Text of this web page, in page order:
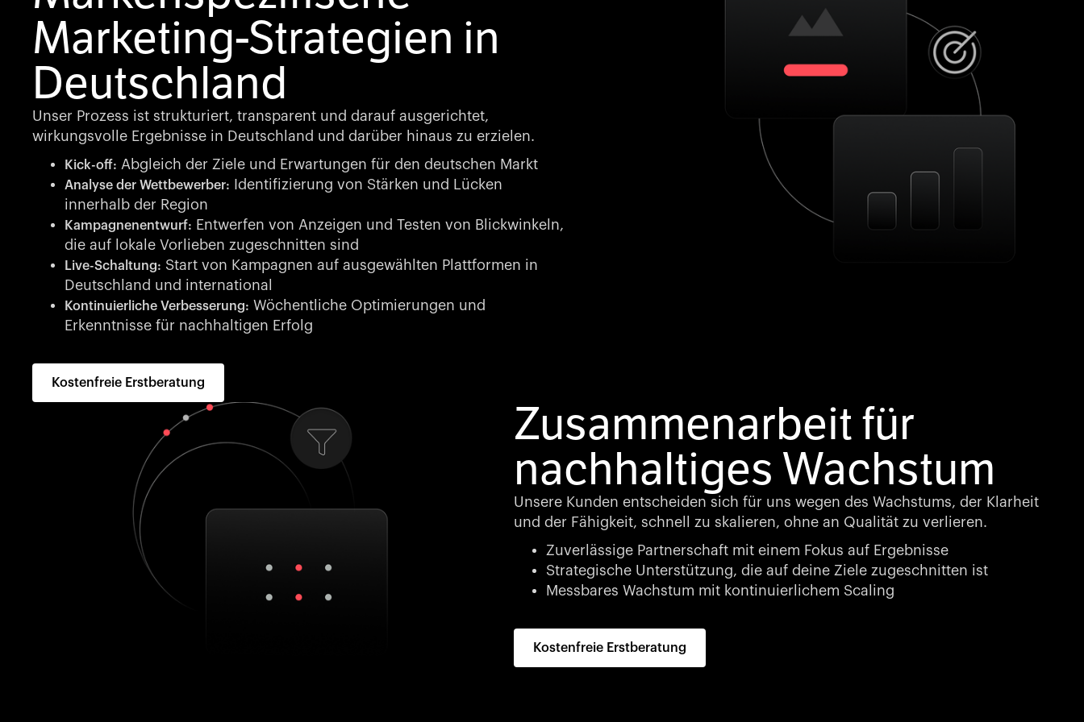
Marketing-Strategien in
Deutschland
Unser Prozess ist strukturiert, transparent und darauf ausgerichtet,
wirkungsvolle Ergebnisse in Deutschland und darüber hinaus zu erzielen.
Kick-off: Abgleich der Ziele und Erwartungen für den deutschen Markt
Analyse der Wettbewerber:
Identifizierung von Stärken und Lücken
innerhalb der Region
Kampagnenentwurf: Entwerfen von Anzeigen und Testen von Blickwinkeln,
die auf lokale Vorlieben zugeschnitten sind
Live-Schaltung: Start von Kampagnen auf ausgewählten Plattformen in
Deutschland und international
Kontinuierliche Verbesserung: Wöchentliche Optimierungen und
Erkenntnisse für nachhaltigen Erfolg
Kostenfreie Erstberatung
Zusammenarbeit für
nachhaltiges Wachstum
Unsere Kunden entscheiden sich für uns wegen des Wachstums, der Klarheit
und der Fähigkeit, schnell zu skalieren, ohne an Qualität zu verlieren.
Zuverlässige Partnerschaft mit einem Fokus auf Ergebnisse
Strategische Unterstützung, die auf deine Ziele zugeschnitten ist
Messbares Wachstum mit kontinuierlichem Scaling
Kostenfreie Erstberatung